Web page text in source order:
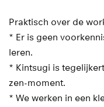
Praktisch over de
* Er is geen
leren.
* Kintsugi is
zen-moment.
* We werken in een